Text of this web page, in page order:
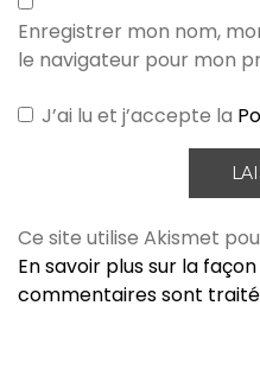
Enregistrer mon nom,
le navigateur pour mon
J’ai lu et j’accepte la
Ce site utilise Akismet
En savoir plus sur la
commentaires sont